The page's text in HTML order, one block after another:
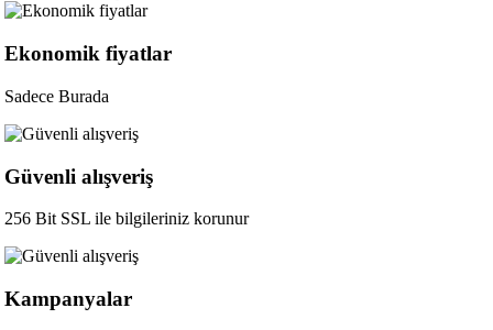
Ekonomik fiyatlar
Sadece Burada
Güvenli alışveriş
256 Bit SSL ile bilgileriniz korunur
Kampanyalar